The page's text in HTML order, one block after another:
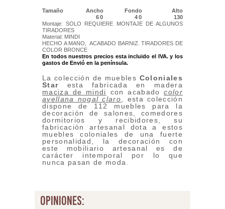
Tamaño Ancho Fondo
Alto
60
40
130
Montaje: SOLO REQUIERE MONTAJE DE ALGUNOS
TIRADORES
Material: MINDI
HECHO A MANO, ACABADO BARNIZ. TIRADORES DE
COLOR BRONCE
En todos nuestros precios esta incluido el IVA. y los
gastos de Envió en la península.
La colección de muebles Coloniales
Star esta fabricada en madera
maciza de mindi
con acabadocolor
avellana nogal claro, esta colección
dispone de 112 muebles para la
decoración de salones, comedores
dormitorios y recibidores, su
fabricación artesanal dota a estos
muebles coloniales de una fuerte
personalidad, la decoración con
este mobiliario artesanal es de
carácter intemporal por lo que
nunca pasan de moda.
opiniones: